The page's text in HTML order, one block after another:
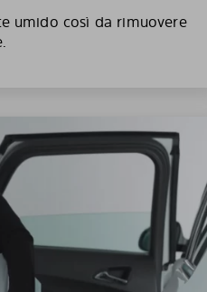
umido così da rimuovere